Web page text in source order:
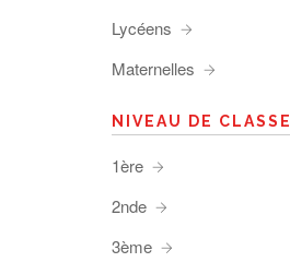
Lycéens
Maternelles
NIVEAU DE CLASSE
1ère
2nde
3ème